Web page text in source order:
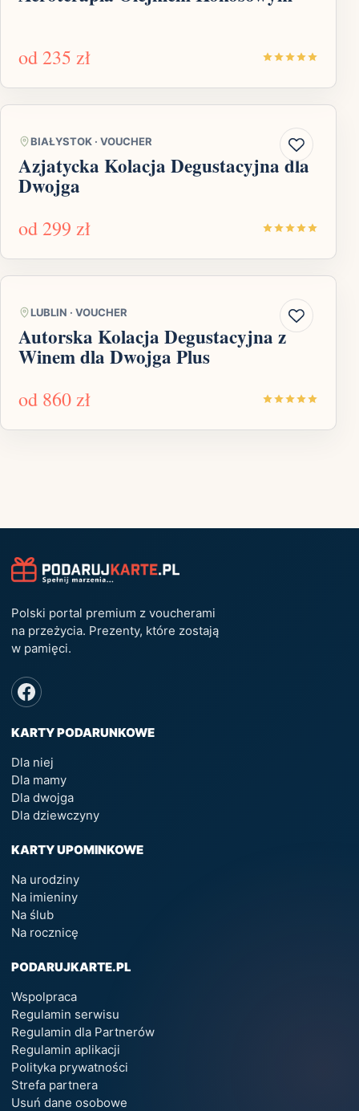
od 235 zł
BIAŁYSTOK · VOUCHER
Azjatycka Kolacja Degustacyjna dla
Dwojga
od 299 zł
LUBLIN · VOUCHER
Autorska Kolacja Degustacyjna z
Winem dla Dwojga Plus
od 860 zł
Polski portal premium z voucherami
na przeżycia. Prezenty, które zostają
w pamięci.
KARTY PODARUNKOWE
Dla niej
Dla mamy
Dla dwojga
Dla dziewczyny
KARTY UPOMINKOWE
Na urodziny
Na imieniny
Na ślub
Na rocznicę
PODARUJKARTE.PL
Wspolpraca
Regulamin serwisu
Regulamin dla Partnerów
Regulamin aplikacji
Polityka prywatności
Strefa partnera
Usuń dane osobowe